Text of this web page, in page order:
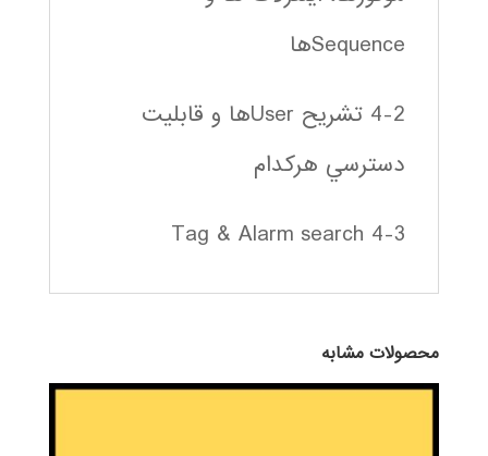
Sequenceها
4-2 تشريح Userها و قابليت
دسترسي هركدام
4-3 Tag & Alarm search
محصولات مشابه